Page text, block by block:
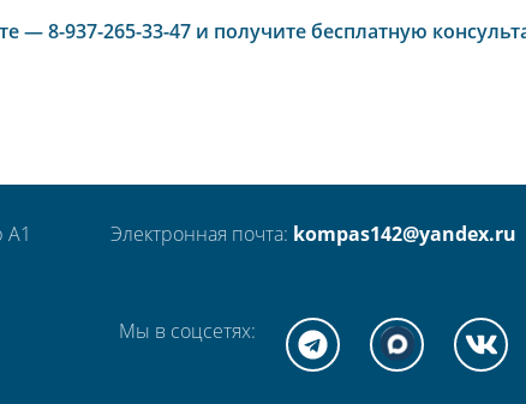
— 8-937-265-33-47 и получите бесплатную
А1
Электронная почта: kompas142@yandex.ru
Мы в соцсетях: